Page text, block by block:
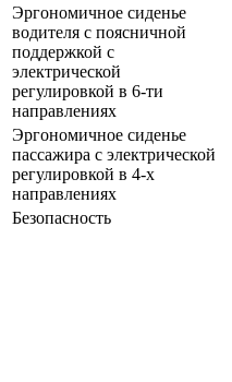
Эргономичное сиденье
водителя с поясничной
поддержкой с
электрической
регулировкой в 6-ти
направлениях
Эргономичное сиденье
пассажира с электрической
регулировкой в 4-х
направлениях
Безопасность